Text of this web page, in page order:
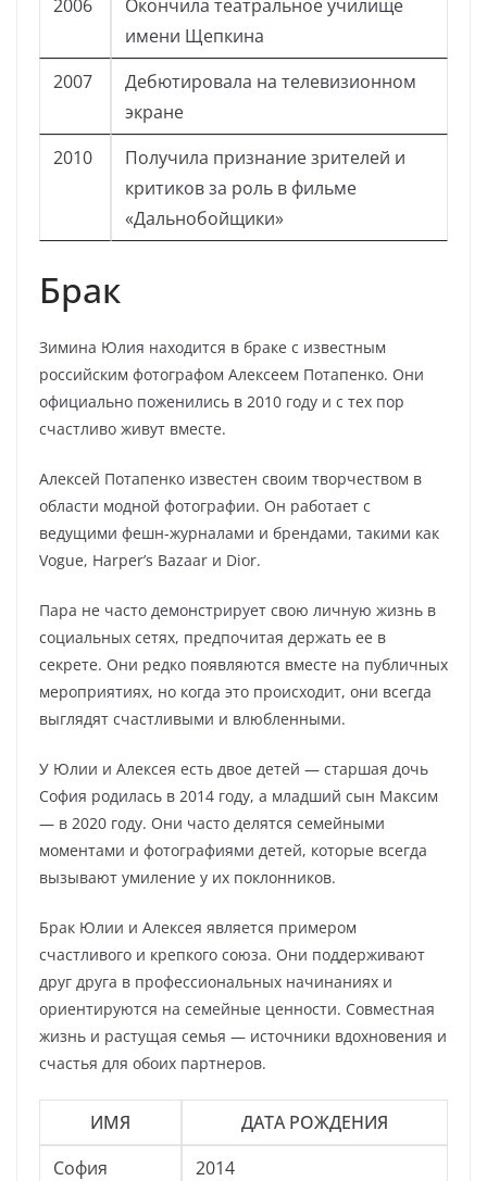
2006
Окончила театральное училище
имени Щепкина
2007
Дебютировала на телевизионном
экране
2010
Получила признание зрителей и
критиков за роль в фильме
«Дальнобойщики»
Брак
Зимина Юлия находится в браке с известным
российским фотографом Алексеем Потапенко. Они
официально поженились в 2010 году и с тех пор
счастливо живут вместе.
Алексей Потапенко известен своим творчеством в
области модной фотографии. Он работает с
ведущими фешн-журналами и брендами, такими как
Vogue, Harper’s Bazaar и Dior.
Пара не часто демонстрирует свою личную жизнь в
социальных сетях, предпочитая держать ее в
секрете. Они редко появляются вместе на публичных
мероприятиях, но когда это происходит, они всегда
выглядят счастливыми и влюбленными.
У Юлии и Алексея есть двое детей — старшая дочь
София родилась в 2014 году, а младший сын Максим
— в 2020 году. Они часто делятся семейными
моментами и фотографиями детей, которые всегда
вызывают умиление у их поклонников.
Брак Юлии и Алексея является примером
счастливого и крепкого союза. Они поддерживают
друг друга в профессиональных начинаниях и
ориентируются на семейные ценности. Совместная
жизнь и растущая семья — источники вдохновения и
счастья для обоих партнеров.
ИМЯ
ДАТА РОЖДЕНИЯ
София
2014